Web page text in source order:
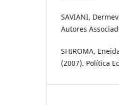
SAVIANI,
Autores
SHIROMA,
(2007). Política